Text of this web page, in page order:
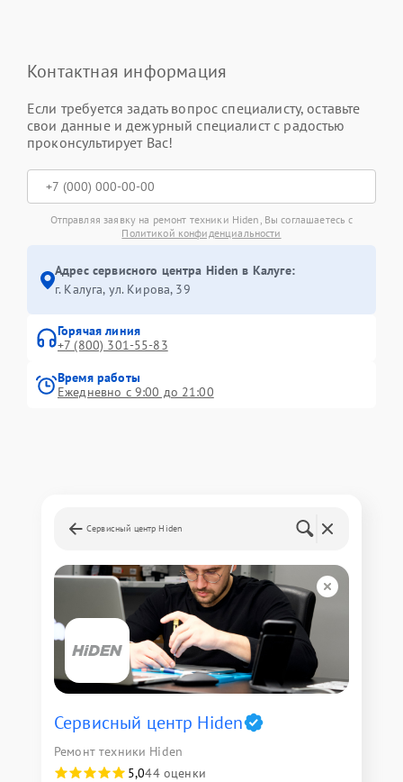
Контактная информация
Если требуется задать вопрос специалисту, оставьте
свои данные и дежурный специалист с радостью
проконсультирует Вас!
Отправляя заявку на ремонт техники Hiden, Вы соглашаетесь с
Политикой конфиденциальности
Адрес сервисного центра Hiden в Калуге:
г. Калуга, ул. Кирова, 39
Горячая линия
+7 (800) 301-55-83
Время работы
Ежедневно с 9:00 до 21:00
Сервисный центр Hiden
Сервисный центр Hiden
Ремонт техники Hiden
5,044 оценки